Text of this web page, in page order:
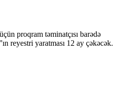
proqram təminatçısı barədə
reyestri yaratması 12 ay çəkəcək.